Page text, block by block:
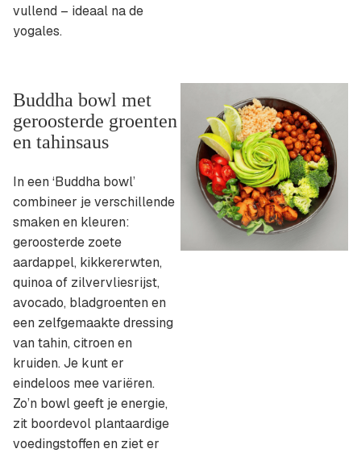
vullend – ideaal na de
yogales.
Buddha bowl met
geroosterde groenten
en tahinsaus
In een ‘Buddha bowl’
combineer je verschillende
smaken en kleuren:
geroosterde zoete
aardappel, kikkererwten,
quinoa of zilvervliesrijst,
avocado, bladgroenten en
een zelfgemaakte dressing
van tahin, citroen en
kruiden. Je kunt er
eindeloos mee variëren.
Zo’n bowl geeft je energie,
zit boordevol plantaardige
voedingstoffen en ziet er